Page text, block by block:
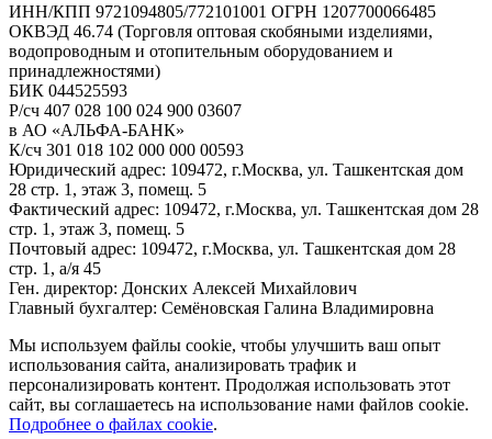
ИНН/КПП 9721094805/772101001 ОГРН 1207700066485
ОКВЭД 46.74 (Торговля оптовая скобяными изделиями,
водопроводным и отопительным оборудованием и
принадлежностями)
БИК 044525593
Р/сч 407 028 100 024 900 03607
в АО «АЛЬФА-БАНК»
К/сч 301 018 102 000 000 00593
Юридический адрес: 109472, г.Москва, ул. Ташкентская дом
28 стр. 1, этаж 3, помещ. 5
Фактический адрес: 109472, г.Москва, ул. Ташкентская дом 28
стр. 1, этаж 3, помещ. 5
Почтовый адрес: 109472, г.Москва, ул. Ташкентская дом 28
стр. 1, а/я 45
Ген. директор: Донских Алексей Михайлович
Главный бухгалтер: Семёновская Галина Владимировна
Мы используем файлы cookie, чтобы улучшить ваш опыт
использования сайта, анализировать трафик и
персонализировать контент. Продолжая использовать этот
сайт, вы соглашаетесь на использование нами файлов cookie.
Подробнее о файлах cookie.